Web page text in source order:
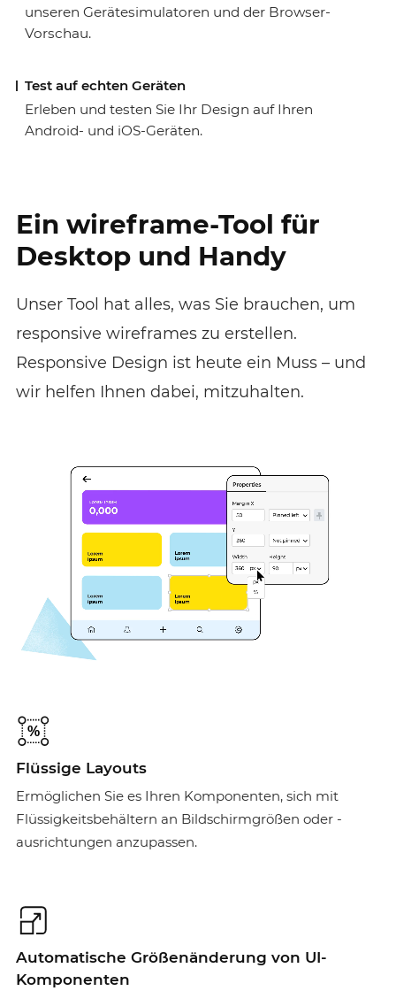
unseren Gerätesimulatoren und der Browser-
Vorschau.
Test auf echten Geräten
Erleben und testen Sie Ihr Design auf Ihren
Android- und iOS-Geräten.
Ein wireframe-Tool für
Desktop und Handy
Unser Tool hat alles, was Sie brauchen, um
responsive wireframes zu erstellen.
Responsive Design ist heute ein Muss – und
wir helfen Ihnen dabei, mitzuhalten.
Flüssige Layouts
Ermöglichen Sie es Ihren Komponenten, sich mit
Flüssigkeitsbehältern an Bildschirmgrößen oder -
ausrichtungen anzupassen.
Automatische Größenänderung von UI-
Komponenten